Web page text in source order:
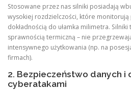
Stosowane przez nas silniki posiadają
wysokiej rozdzielczości, które monitorują
dokładnością do ułamka milimetra.
sprawnością termiczną – nie
intensywnego użytkowania (np. na
firmach).
2. Bezpieczeństwo danych i
cyberatakami